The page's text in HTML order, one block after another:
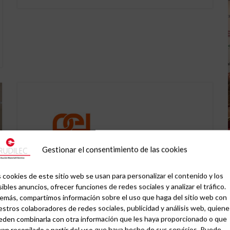
Gestionar el consentimiento de las cookies
cookies de este sitio web se usan para personalizar el contenido y los
anuncios, ofrecer funciones de redes sociales y analizar el tráfico.
compartimos información sobre el uso que haga del sitio web con
colaboradores de redes sociales, publicidad y análisis web,
combinarla con otra información que les haya proporcionado o que
20 NOVIEMBRE, 2014